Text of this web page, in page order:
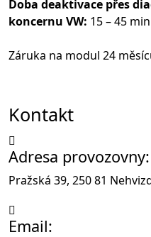
Doba deaktivace přes
koncernu VW: 15 – 45 min
Záruka na modul 24
Kontakt
Adresa provozovny:
Pražská 39, 250 81
Email: